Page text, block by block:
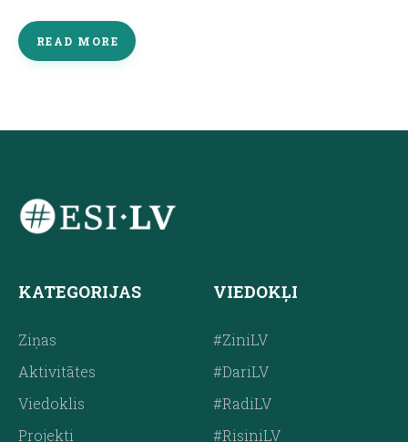
READ MORE
KATEGORIJAS
Ziņas
Aktivitātes
Viedoklis
Projekti
VIEDOKĻI
#ZiniLV
#DariLV
#RadiLV
#RisiniLV